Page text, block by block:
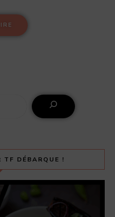
TF DÉBARQUE !